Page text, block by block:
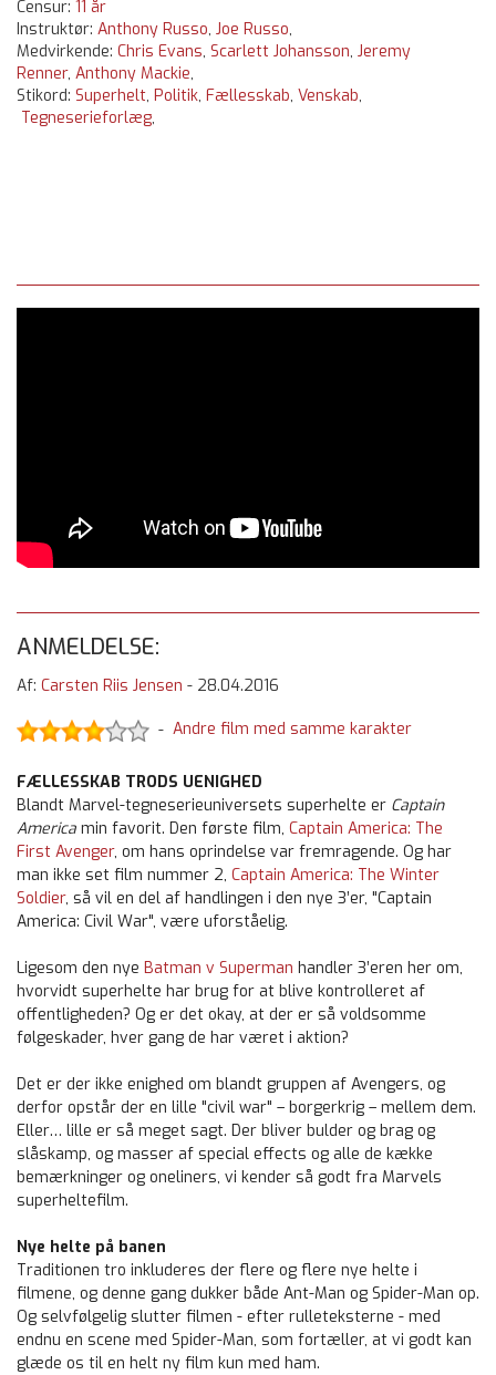
Censur: 11 år
Instruktør: Anthony Russo, Joe Russo,
Medvirkende: Chris Evans, Scarlett Johansson, Jeremy
Renner, Anthony Mackie,
Stikord: Superhelt, Politik, Fællesskab, Venskab,
Tegneserieforlæg,
ANMELDELSE:
Af: Carsten Riis Jensen - 28.04.2016
- Andre film med samme karakter
FÆLLESSKAB TRODS UENIGHED
Blandt Marvel-tegneserieuniversets superhelte er Captain
America min favorit. Den første film, Captain America: The
First Avenger, om hans oprindelse var fremragende. Og har
man ikke set film nummer 2, Captain America: The Winter
Soldier, så vil en del af handlingen i den nye 3’er, "Captain
America: Civil War", være uforståelig.
Ligesom den nye Batman v Superman handler 3’eren her om,
hvorvidt superhelte har brug for at blive kontrolleret af
offentligheden? Og er det okay, at der er så voldsomme
følgeskader, hver gang de har været i aktion?
Det er der ikke enighed om blandt gruppen af Avengers, og
derfor opstår der en lille "civil war" – borgerkrig – mellem dem.
Eller… lille er så meget sagt. Der bliver bulder og brag og
slåskamp, og masser af special effects og alle de kække
bemærkninger og oneliners, vi kender så godt fra Marvels
superheltefilm.
Nye helte på banen
Traditionen tro inkluderes der flere og flere nye helte i
filmene, og denne gang dukker både Ant-Man og Spider-Man op.
Og selvfølgelig slutter filmen - efter rulleteksterne - med
endnu en scene med Spider-Man, som fortæller, at vi godt kan
glæde os til en helt ny film kun med ham.